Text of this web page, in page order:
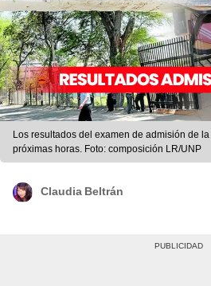
Los resultados del examen de admisión de
próximas horas. Foto: composición LR/UNP
Claudia Beltrán